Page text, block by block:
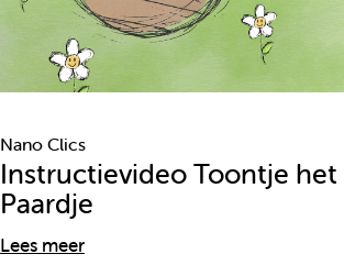
Nano Clics
Instructievideo Toontje het
Paardje
Lees meer